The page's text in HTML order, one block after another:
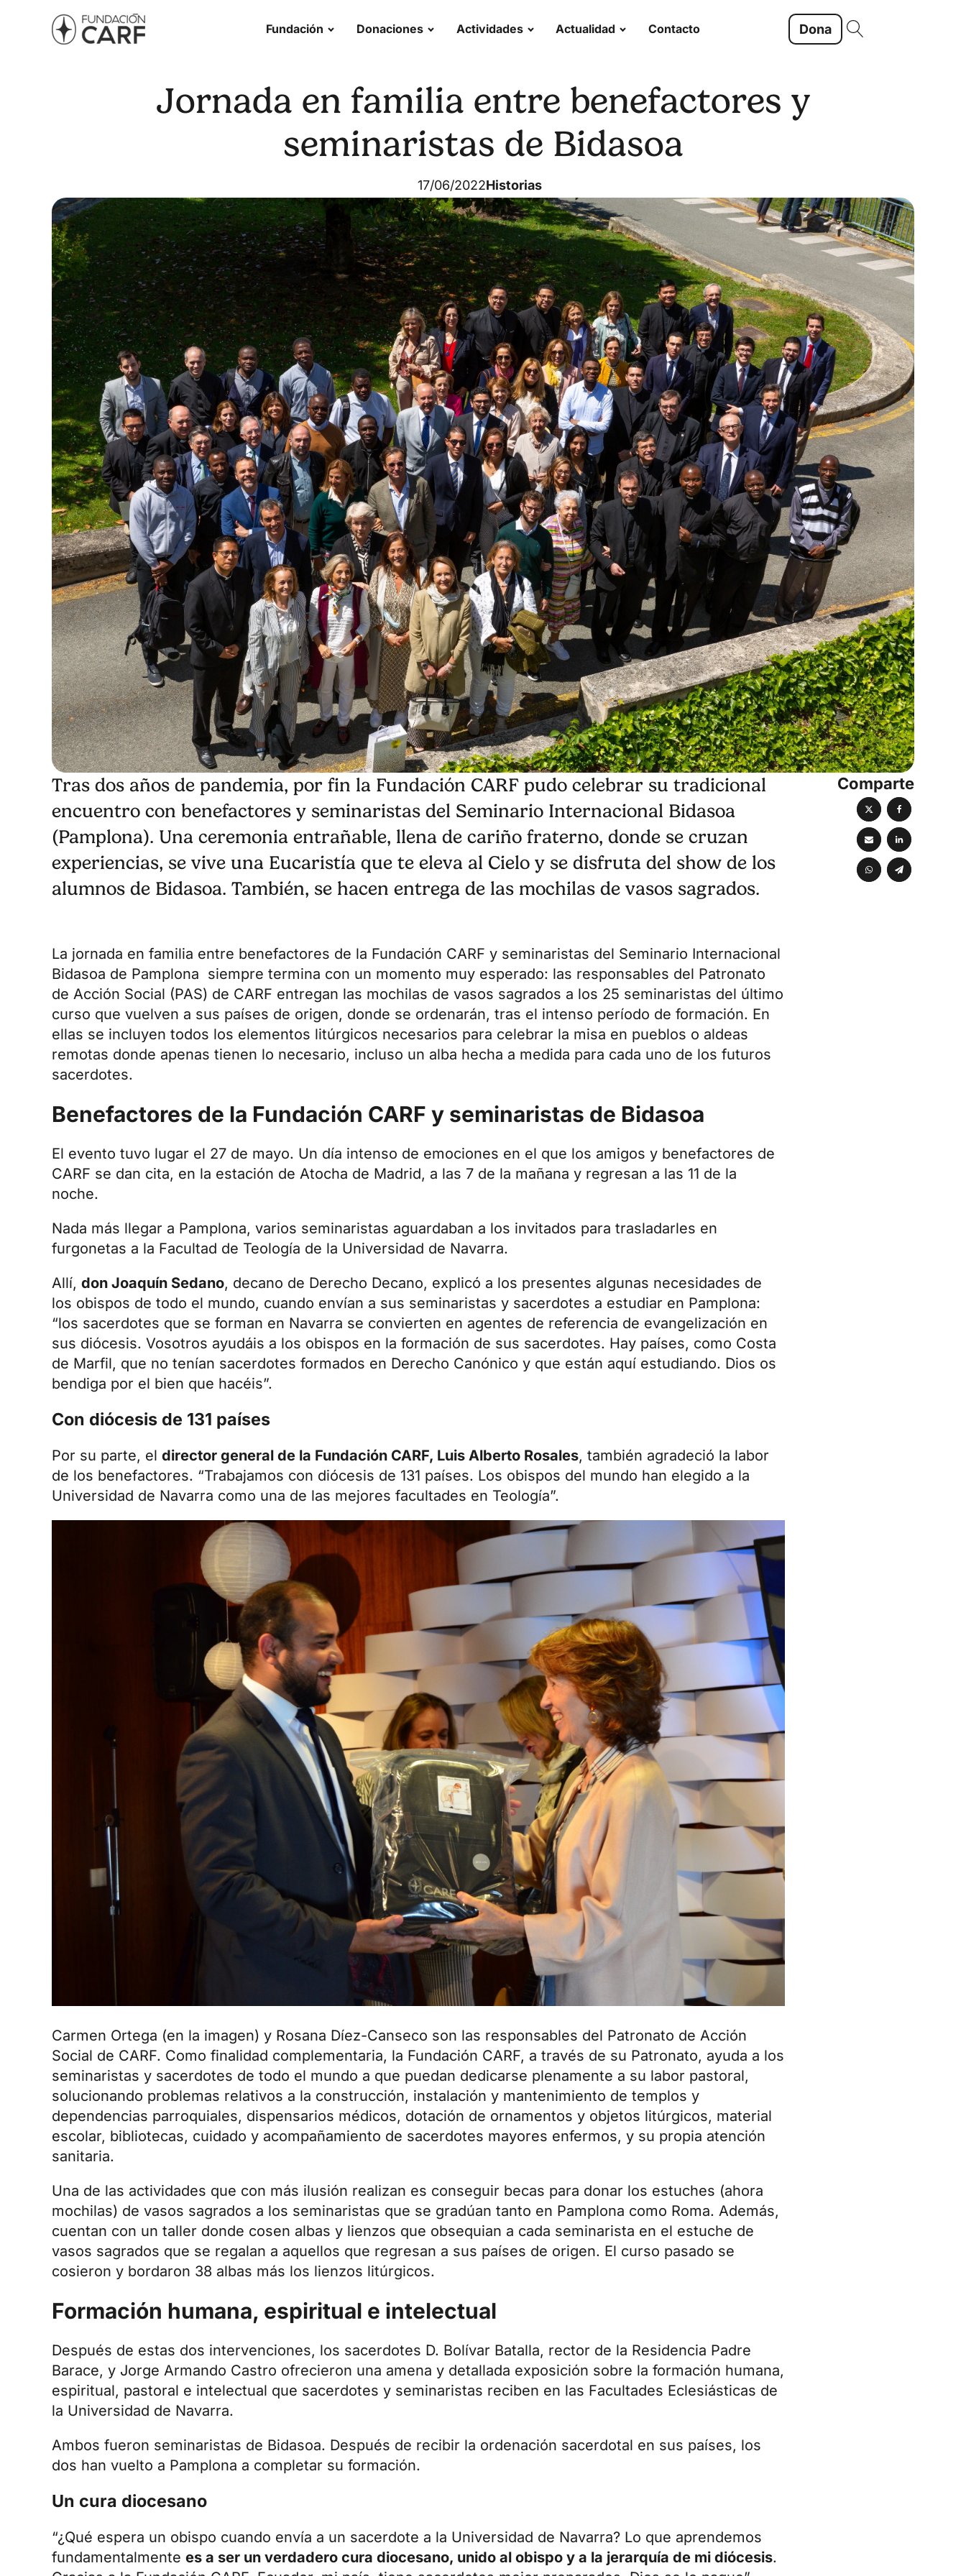
Fundación Donaciones Actividades Actualidad Contacto Dona
Jornada en familia entre benefactores y
seminaristas de Bidasoa
17/06/2022Historias
Tras dos años de pandemia, por fin la Fundación CARF pudo celebrar su tradicional
encuentro con benefactores y seminaristas del Seminario Internacional Bidasoa
(Pamplona). Una ceremonia entrañable, llena de cariño fraterno, donde se cruzan
experiencias, se vive una Eucaristía que te eleva al Cielo y se disfruta del show de los
alumnos de Bidasoa. También, se hacen entrega de las mochilas de vasos sagrados.
La jornada en familia entre benefactores de la Fundación CARF y seminaristas del Seminario Internacional
Bidasoa de Pamplona siempre termina con un momento muy esperado: las responsables del Patronato
de Acción Social (PAS) de CARF entregan las mochilas de vasos sagrados a los 25 seminaristas del último
curso que vuelven a sus países de origen, donde se ordenarán, tras el intenso período de formación. En
ellas se incluyen todos los elementos litúrgicos necesarios para celebrar la misa en pueblos o aldeas
remotas donde apenas tienen lo necesario, incluso un alba hecha a medida para cada uno de los futuros
sacerdotes.
Benefactores de la Fundación CARF y seminaristas de Bidasoa
El evento tuvo lugar el 27 de mayo. Un día intenso de emociones en el que los amigos y benefactores de
CARF se dan cita, en la estación de Atocha de Madrid, a las 7 de la mañana y regresan a las 11 de la
noche.
Nada más llegar a Pamplona, varios seminaristas aguardaban a los invitados para trasladarles en
furgonetas a la Facultad de Teología de la Universidad de Navarra.
Allí, don Joaquín Sedano, decano de Derecho Decano, explicó a los presentes algunas necesidades de
los obispos de todo el mundo, cuando envían a sus seminaristas y sacerdotes a estudiar en Pamplona:
“los sacerdotes que se forman en Navarra se convierten en agentes de referencia de evangelización en
sus diócesis. Vosotros ayudáis a los obispos en la formación de sus sacerdotes. Hay países, como Costa
de Marfil, que no tenían sacerdotes formados en Derecho Canónico y que están aquí estudiando. Dios os
bendiga por el bien que hacéis”.
Con diócesis de 131 países
Por su parte, el director general de la Fundación CARF, Luis Alberto Rosales, también agradeció la labor
de los benefactores. “Trabajamos con diócesis de 131 países. Los obispos del mundo han elegido a la
Universidad de Navarra como una de las mejores facultades en Teología”.
Carmen Ortega (en la imagen) y Rosana Díez-Canseco son las responsables del Patronato de Acción
Social de CARF. Como finalidad complementaria, la Fundación CARF, a través de su Patronato, ayuda a los
seminaristas y sacerdotes de todo el mundo a que puedan dedicarse plenamente a su labor pastoral,
solucionando problemas relativos a la construcción, instalación y mantenimiento de templos y
dependencias parroquiales, dispensarios médicos, dotación de ornamentos y objetos litúrgicos, material
escolar, bibliotecas, cuidado y acompañamiento de sacerdotes mayores enfermos, y su propia atención
sanitaria.
Una de las actividades que con más ilusión realizan es conseguir becas para donar los estuches (ahora
mochilas) de vasos sagrados a los seminaristas que se gradúan tanto en Pamplona como Roma. Además,
cuentan con un taller donde cosen albas y lienzos que obsequian a cada seminarista en el estuche de
vasos sagrados que se regalan a aquellos que regresan a sus países de origen. El curso pasado se
cosieron y bordaron 38 albas más los lienzos litúrgicos.
Formación humana, espiritual e intelectual
Después de estas dos intervenciones, los sacerdotes D. Bolívar Batalla, rector de la Residencia Padre
Barace, y Jorge Armando Castro ofrecieron una amena y detallada exposición sobre la formación humana,
espiritual, pastoral e intelectual que sacerdotes y seminaristas reciben en las Facultades Eclesiásticas de
la Universidad de Navarra.
Ambos fueron seminaristas de Bidasoa. Después de recibir la ordenación sacerdotal en sus países, los
dos han vuelto a Pamplona a completar su formación.
Un cura diocesano
“¿Qué espera un obispo cuando envía a un sacerdote a la Universidad de Navarra? Lo que aprendemos
fundamentalmente es a ser un verdadero cura diocesano, unido al obispo y a la jerarquía de mi diócesis.
Comparte